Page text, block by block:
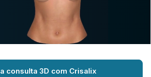
consulta 3D com Crisalix